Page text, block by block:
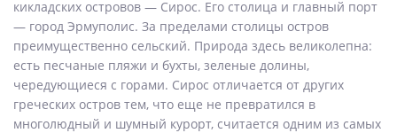
кикладских островов — Сирос. Его столица и главный порт
— город Эрмуполис. За пределами столицы остров
преимущественно сельский. Природа здесь великолепна:
есть песчаные пляжи и бухты, зеленые долины,
чередующиеся с горами. Сирос отличается от других
греческих остров тем, что еще не превратился в
многолюдный и шумный курорт, считается одним из самых